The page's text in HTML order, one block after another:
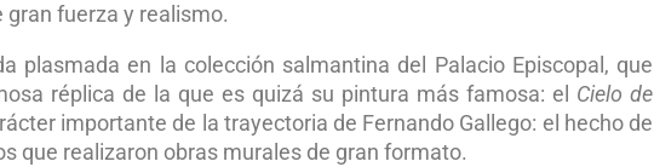
gran fuerza y realismo.
plasmada en la colección salmantina del Palacio Episcopal, que
réplica de la que es quizá su pintura más famosa: el Cielo de
importante de la trayectoria de Fernando Gallego: el hecho de
que realizaron obras murales de gran formato.